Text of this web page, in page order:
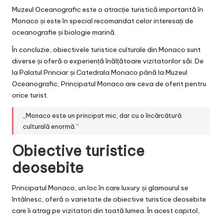
Muzeul Oceanografic este o atracție turistică importantă în
Monaco și este în special recomandat celor interesați de
oceanografie și biologie marină.
În concluzie, obiectivele turistice culturale din Monaco sunt
diverse și oferă o experiență înălțătoare vizitatorilor săi. De
la Palatul Princiar și Catedrala Monaco până la Muzeul
Oceanografic, Principatul Monaco are ceva de oferit pentru
orice turist.
„Monaco este un principat mic, dar cu o încărcătură
culturală enormă.”
Obiective turistice
deosebite
Principatul Monaco, un loc în care luxury și glamourul se
întâlnesc, oferă o varietate de obiective turistice deosebite
care îi atrag pe vizitatori din toată lumea. În acest capitol,